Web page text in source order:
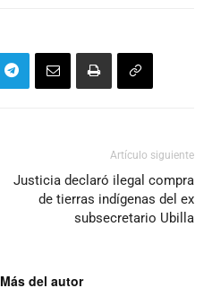
Artículo siguiente
Justicia declaró ilegal compra
de tierras indígenas del ex
subsecretario Ubilla
Más del autor